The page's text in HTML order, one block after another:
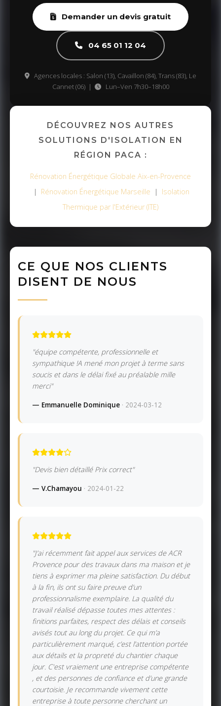
Demander un devis gratuit
04 65 01 12 04
Agences locales : Salon (13), Cavaillon (84), Trans (83), Le
Cannet (06) |
Lun–Ven 7h30–18h00
DÉCOUVREZ NOS AUTRES
SOLUTIONS D'ISOLATION EN
RÉGION PACA :
Rénovation Énergétique Globale Aix-en-Provence
| Rénovation Énergétique Marseille | Isolation
Thermique par l'Extérieur (ITE)
CE QUE NOS CLIENTS
DISENT DE NOUS
"équipe compétente, professionnelle et
sympathique !A mené mon projet à terme sans
soucis et dans le délai fixé au préalable mille
merci"
— Emmanuelle Dominique · 2024-03-12
"Devis bien détaillé Prix correct"
— V.Chamayou · 2024-01-22
"J’ai récemment fait appel aux services de ACR
Provence pour des travaux dans ma maison et je
tiens à exprimer ma pleine satisfaction. Du début
à la fin, ils ont su faire preuve d’un
professionnalisme exemplaire. La qualité du
travail réalisé dépasse toutes mes attentes :
finitions parfaites, respect des délais et conseils
avisés tout au long du projet. Ce qui m’a
particulièrement marqué, c’est l’attention portée
aux détails et la propreté du chantier chaque
jour. C'est vraiement une entreprise compétente
, et des personnes de confiance et d’une grande
courtoisie. Je recommande vivement cette
entreprise à toute personne cherchant un